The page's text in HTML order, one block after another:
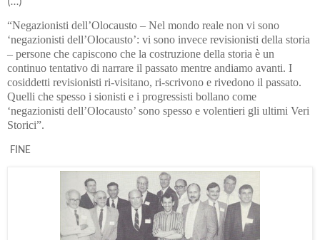
“Negazionisti dell’Olocausto – Nel mondo reale non vi sono
‘negazionisti dell’Olocausto’: vi sono invece revisionisti della storia
– persone che capiscono che la costruzione della storia è un
continuo tentativo di narrare il passato mentre andiamo avanti. I
cosiddetti revisionisti ri-visitano, ri-scrivono e rivedono il passato.
Quelli che spesso i sionisti e i progressisti bollano come
‘negazionisti dell’Olocausto’ sono spesso e volentieri gli ultimi Veri
Storici”.
FINE